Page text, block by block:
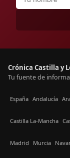
Crónica Castilla y
Tu fuente de
España Andalucía
Castilla La-Mancha
Madrid Murcia